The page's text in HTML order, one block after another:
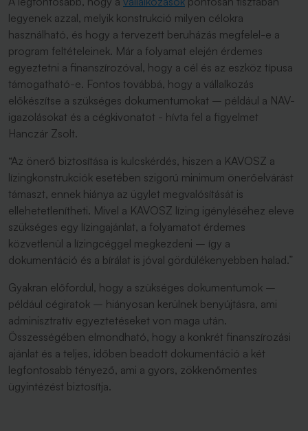
legyenek azzal, melyik konstrukció milyen célokra
használható, és hogy a tervezett beruházás megfelel-e a
program feltételeinek. Már a folyamat elején érdemes
egyeztetni a finanszírozóval, hogy a cél és az eszköz típusa
támogatható-e. Fontos továbbá, hogy a vállalkozás
előkészítse a szükséges dokumentumokat – például a NAV-
igazolásokat és a cégkivonatot - hívta fel a figyelmet
Hanczár Zsolt.
“Az önerő biztosítása is kulcskérdés, hiszen a KAVOSZ a
lízingkonstrukciók esetében szigorú minimum önerőelvárást
támaszt, ennek hiánya az ügylet megvalósítását is
ellehetetlenítheti. Mivel a KAVOSZ lízing igényléséhez eleve
szükséges egy lízingajánlat, a folyamatot érdemes
közvetlenül a lízingcéggel megkezdeni – így a
dokumentáció és a bírálat is jóval gördülékenyebben halad.”
Gyakran előfordul, hogy a szükséges dokumentumok –
például cégiratok – hiányosan kerülnek benyújtásra, ami
adminisztratív egyeztetéseket von maga után.
Összességében elmondható, hogy a konkrét finanszírozási
ajánlat és a teljes, időben beadott dokumentáció a két
legfontosabb tényező, ami a gyors, zökkenőmentes
ügyintézést biztosítja.